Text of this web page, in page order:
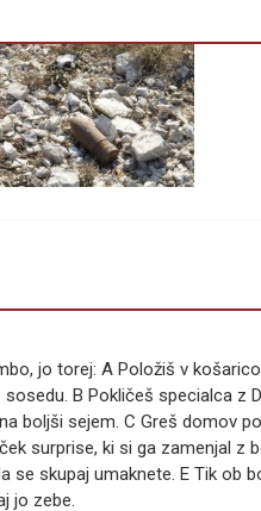
jo torej: A Položiš v
B Pokličeš specialca z
boljši sejem. C Greš domov
surprise, ki si ga zamenjal z
se skupaj umaknete. E Tik ob
jo zebe.